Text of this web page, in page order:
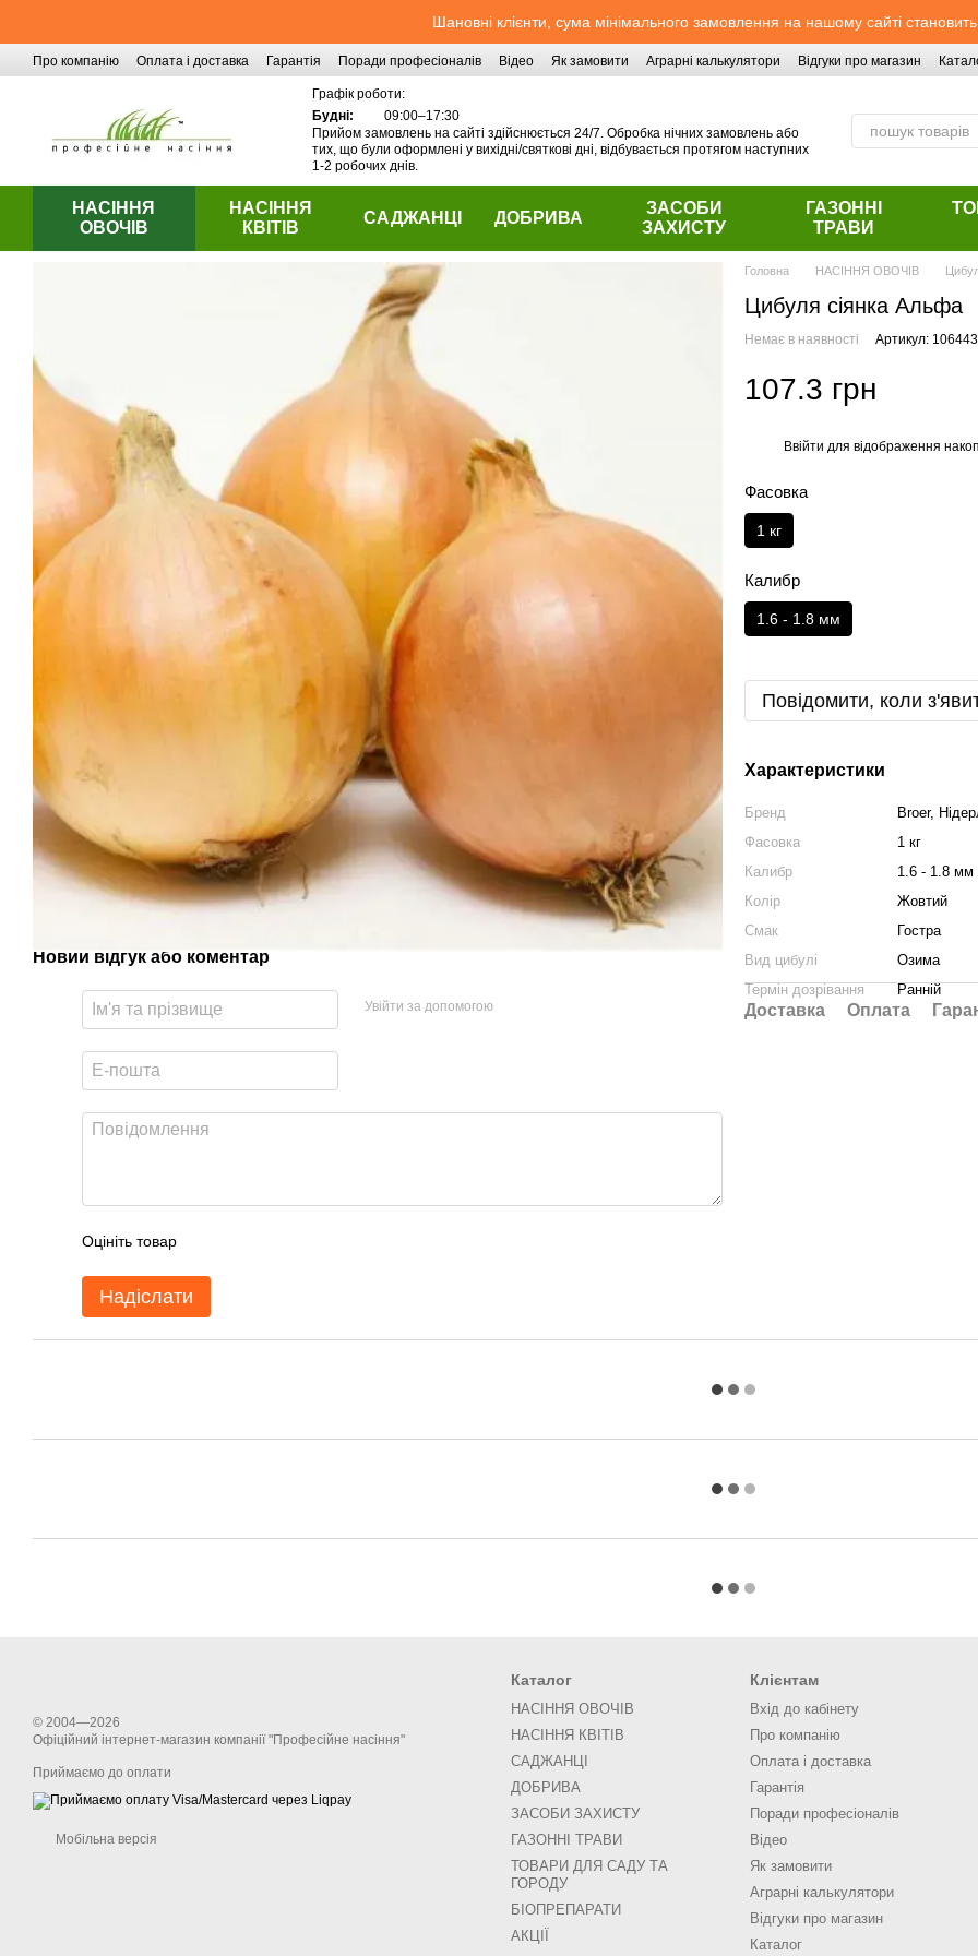
Шановні клієнти, сума мінімального замовлення на нашому сайті
Про компанію Оплата і доставка Гарантія Поради професіоналів Відео Як замовити Аграрні калькулятори Відгуки про магазин
Графік роботи:
Будні:
09:00–17:30
Прийом замовлень на сайті здійснюється 24/7. Обробка нічних замовлень або
тих, що були оформлені у вихідні/святкові дні, відбувається протягом наступних
1-2 робочих днів.
НАСІННЯ
ОВОЧІВ
НАСІННЯ
КВІТІВ
САДЖАНЦІ ДОБРИВА
ЗАСОБИ
ЗАХИСТУ
ГАЗОННІ
ТРАВИ
Новий відгук або коментар
Увійти за допомогою
Оцініть товар
Надіслати
Головна НАСІННЯ ОВОЧІВ
Цибуля сіянка Альфа
Немає в наявності Артикул: 106443
107.3 грн
Ввійти для відображення
Фасовка
1 кг
Калибр
1.6 - 1.8 мм
Повідомити, коли
Характеристики
Бренд
Broer,
Фасовка
1 кг
Калибр
1.6 - 1.8 мм
Колір
Жовтий
Смак
Гостра
Вид цибулі
Озима
Термін дозрівання
Ранній
Доставка Оплата
© 2004—2026
Офіційний інтернет-магазин компанії "Професійне насіння"
Приймаємо до оплати
Мобільна версія
Каталог
НАСІННЯ ОВОЧІВ
НАСІННЯ КВІТІВ
САДЖАНЦІ
ДОБРИВА
ЗАСОБИ ЗАХИСТУ
ГАЗОННІ ТРАВИ
ТОВАРИ ДЛЯ САДУ ТА
ГОРОДУ
БІОПРЕПАРАТИ
АКЦІЇ
Клієнтам
Вхід до кабінету
Про компанію
Оплата і доставка
Гарантія
Поради професіоналів
Відео
Як замовити
Аграрні калькулятори
Відгуки про магазин
Каталог